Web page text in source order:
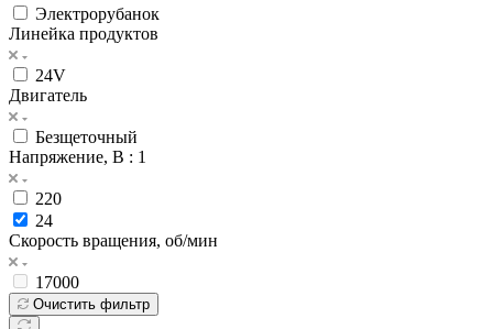
Электрорубанок
Линейка продуктов
24V
Двигатель
Безщеточный
Напряжение, В : 1
220
24
Скорость вращения, об/мин
17000
Очистить фильтр